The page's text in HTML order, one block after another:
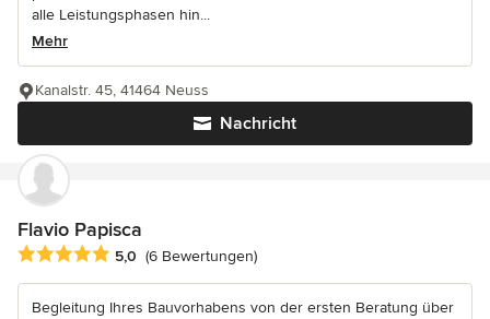
alle Leistungsphasen hin...
Mehr
Nachricht
Kanalstr. 45, 41464 Neuss
Flavio Papisca
Durchschnittliche Bewertung: 5 von 5 Sternen
5,0 (6 Bewertungen)
Begleitung Ihres Bauvorhabens von der ersten Beratung über